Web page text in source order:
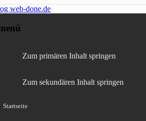
Fotoblog web-
Zum primären Inhalt springen
Zum sekundären Inhalt springen
Startseite